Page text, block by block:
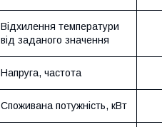
Відхилення температури
від заданого значення
Напруга, частота
Споживана потужність, кВт